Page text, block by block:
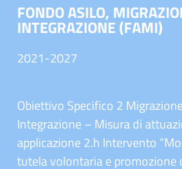
FONDO ASILO,
INTEGRAZIONE (FAMI)
2021-2027
Obiettivo Specifico 2
Integrazione – Misura di
applicazione 2.h Intervento
tutela volontaria e promozione